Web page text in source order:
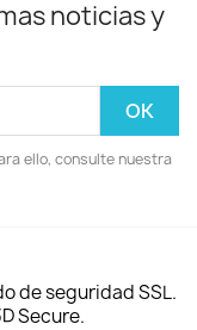
noticias y
ello, consulte nuestra
de seguridad SSL.
Secure.